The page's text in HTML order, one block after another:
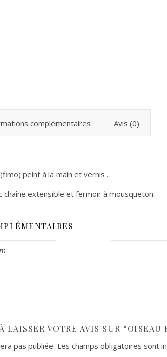
complémentaires Avis (0)
peint à la main et vernis .
extensible et fermoir à mousqueton.
LAISSER VOTRE AVIS SUR
pas publiée. Les champs obligatoires sont